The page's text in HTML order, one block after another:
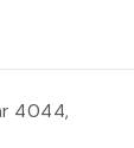
4044,